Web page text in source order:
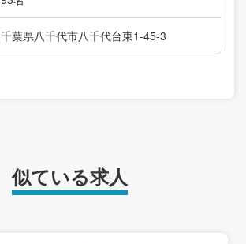
千葉県八千代市八千代台東1-45-3
似ている求人